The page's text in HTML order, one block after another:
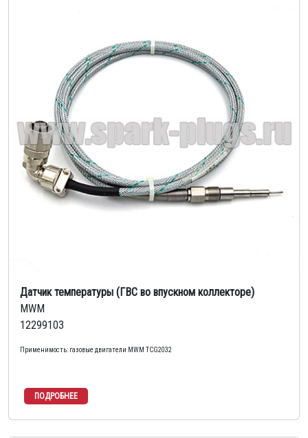
Датчик температуры (ГВС во впускном коллекторе)
MWM
12299103
Применимость: газовые двигатели MWM TCG2032